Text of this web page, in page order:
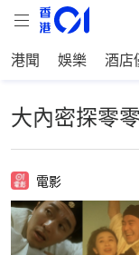
港聞 娛樂 酒店
大內密探零
電影